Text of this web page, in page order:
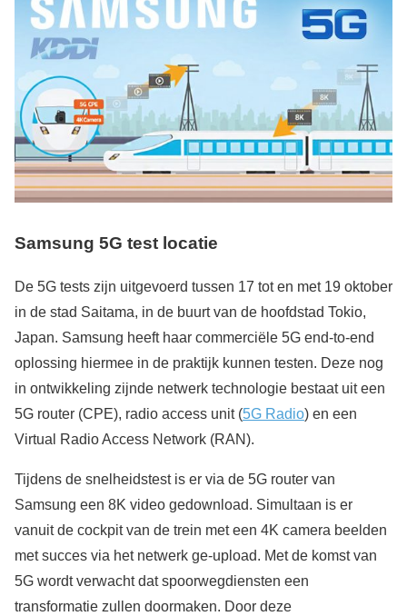
Samsung 5G test locatie
De 5G tests zijn uitgevoerd tussen 17 tot en met 19 oktober
in de stad Saitama, in de buurt van de hoofdstad Tokio,
Japan. Samsung heeft haar commerciële 5G end-to-end
oplossing hiermee in de praktijk kunnen testen. Deze nog
in ontwikkeling zijnde netwerk technologie bestaat uit een
5G router (CPE), radio access unit (5G Radio) en een
Virtual Radio Access Network (RAN).
Tijdens de snelheidstest is er via de 5G router van
Samsung een 8K video gedownload. Simultaan is er
vanuit de cockpit van de trein met een 4K camera beelden
met succes via het netwerk ge-upload. Met de komst van
5G wordt verwacht dat spoorwegdiensten een
transformatie zullen doormaken. Door deze